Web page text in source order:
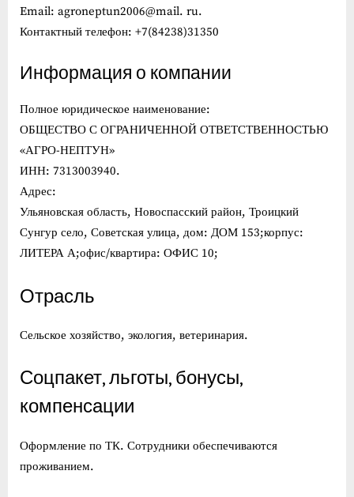
Email: agroneptun2006@mail. ru.
Контактный телефон: +7(84238)31350
Информация о компании
Полное юридическое наименование:
ОБЩЕСТВО С ОГРАНИЧЕННОЙ ОТВЕТСТВЕННОСТЬЮ
«АГРО-НЕПТУН»
ИНН: 7313003940.
Адрес:
Ульяновская область, Новоспасский район, Троицкий
Сунгур село, Советская улица, дом: ДОМ 153;корпус:
ЛИТЕРА А;офис/квартира: ОФИС 10;
Отрасль
Сельское хозяйство, экология, ветеринария.
Соцпакет, льготы, бонусы,
компенсации
Оформление по ТК. Сотрудники обеспечиваются
проживанием.